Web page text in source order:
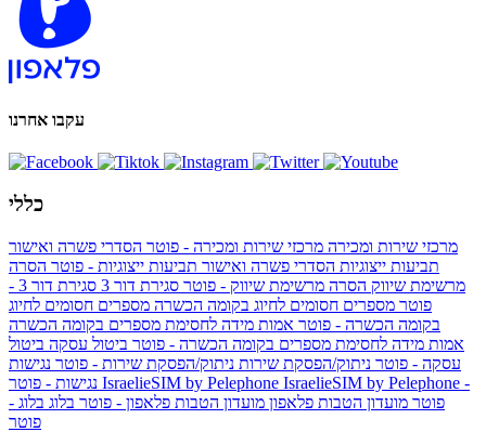
עקבו אחרנו
כללי
מרכזי שירות ומכירה מרכזי שירות ומכירה - פוטר הסדרי פשרה ואישור
תביעות ייצוגיות הסדרי פשרה ואישור תביעות ייצוגיות - פוטר הסרה
מרשימת שיווק הסרה מרשימת שיווק - פוטר סגירת דור 3
סגירת דור 3 -
פוטר מספרים חסומים לחיוג בקומה הכשרה מספרים חסומים לחיוג
בקומה הכשרה - פוטר אמות מידה לחסימת מספרים בקומה הכשרה
אמות מידה לחסימת מספרים בקומה הכשרה - פוטר ביטול עסקה ביטול
עסקה - פוטר ניתוק/הפסקת שירות ניתוק/הפסקת שירות - פוטר נגישות
IsraelieSIM by Pelephone IsraelieSIM by Pelephone -
פוטר מועדון הטבות פלאפון מועדון הטבות פלאפון - פוטר בלוג בלוג -
פוטר